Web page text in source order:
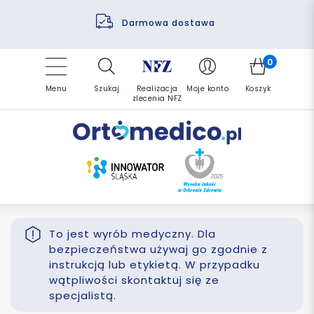
Darmowa dostawa
Pomoc fizjoterapeuty
Finansowanie PFRON
Refundacja NFZ
Zrealizuj zlecenie ponownie
Menu Szukaj
Realizacja
zlecenia NFZ
Moje konto
0
Koszyk
To jest wyrób medyczny. Dla
bezpieczeństwa używaj go zgodnie z
instrukcją lub etykietą. W przypadku
wątpliwości skontaktuj się ze
specjalistą.